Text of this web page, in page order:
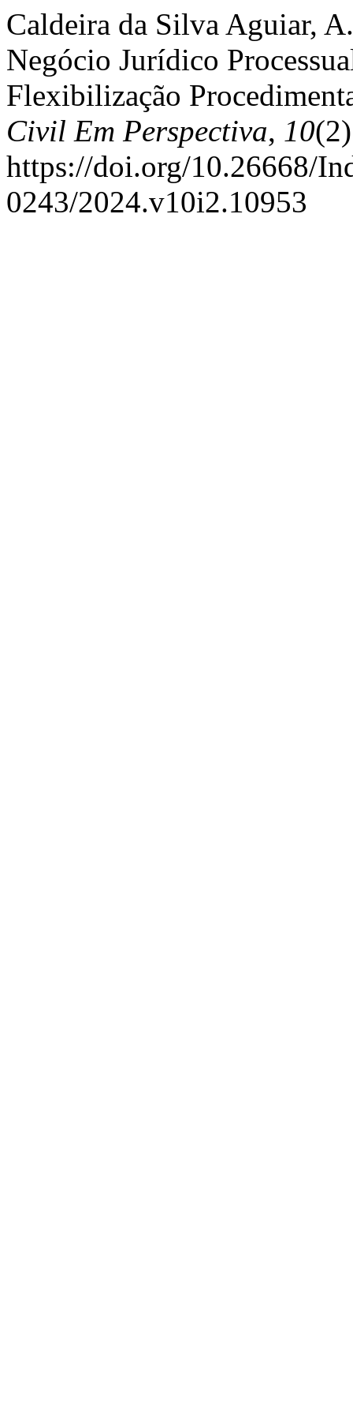
Caldeira da Silva Aguiar,
Negócio Jurídico
Flexibilização
Civil Em Perspectiva, 10
https://doi.org/10.26668/
0243/2024.v10i2.10953